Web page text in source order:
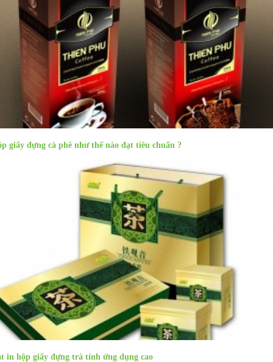
giấy đựng cà phê như thế nào đạt tiêu chuẩn ?
in hộp giấy đựng trà tính ứng dụng cao